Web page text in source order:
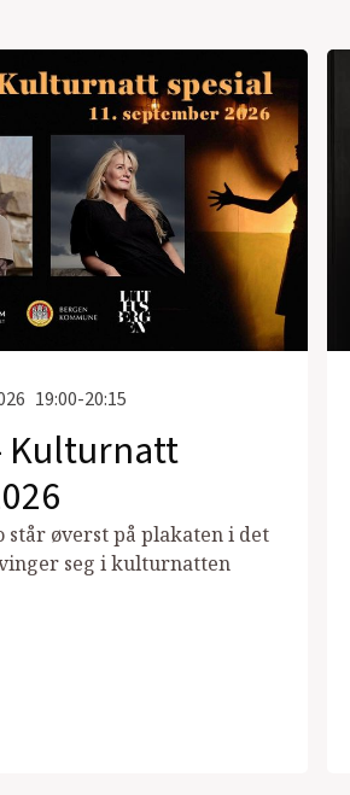
19:00-20:15
Kulturnatt
står øverst på plakaten i det
seg i kulturnatten